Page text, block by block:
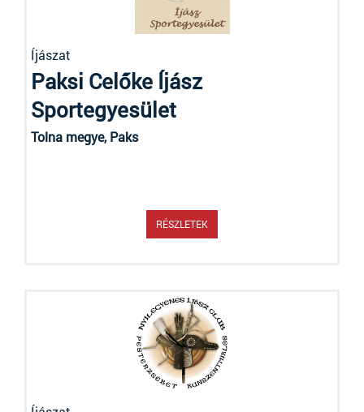
Íjászat
Paksi Celőke Íjász
Sportegyesület
Tolna megye, Paks
RÉSZLETEK